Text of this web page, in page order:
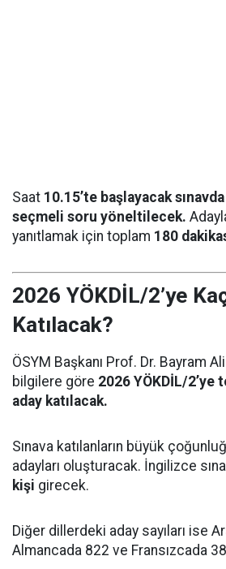
Saat 10.15’te başlayacak
seçmeli soru yöneltilecek.
yanıtlamak için toplam 180
2026 YÖKDİL/2’ye
Katılacak?
ÖSYM Başkanı Prof. Dr. Bayram
bilgilere göre 2026 YÖKDİL/2’ye
aday katılacak.
Sınava katılanların büyük
adayları oluşturacak. İngilizce
kişi girecek.
Diğer dillerdeki aday sayıları ise
Almancada 822 ve Fransızcada